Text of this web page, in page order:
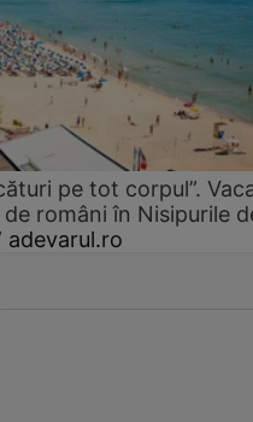
pe tot corpul”.
români în Nisipurile
adevarul.ro